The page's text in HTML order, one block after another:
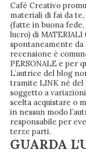
Café Creativo
materiali di fai da
(fatte in buona
lucro) di
spontaneamente
recensione è
PERSONALE e per
L’autrice del blog
tramite LINK né del
soggetto a
scelta acquistare o
in nessun modo
responsabile per
terze parti.
GUARDA